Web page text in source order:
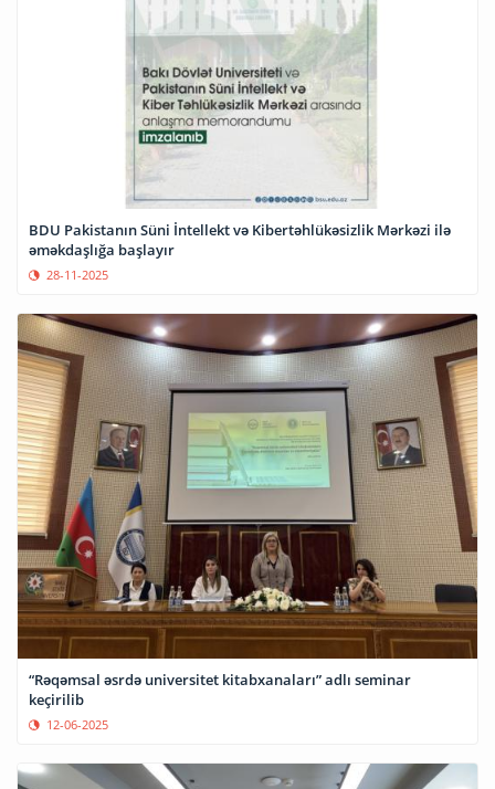
BDU Pakistanın Süni İntellekt və Kibertəhlükəsizlik Mərkəzi ilə
əməkdaşlığa başlayır
28-11-2025
“Rəqəmsal əsrdə universitet kitabxanaları” adlı seminar
keçirilib
12-06-2025